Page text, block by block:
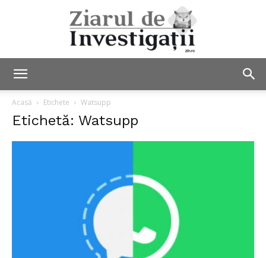
Investigații
Acasă Etichete Watsupp
Etichetă: Watsupp